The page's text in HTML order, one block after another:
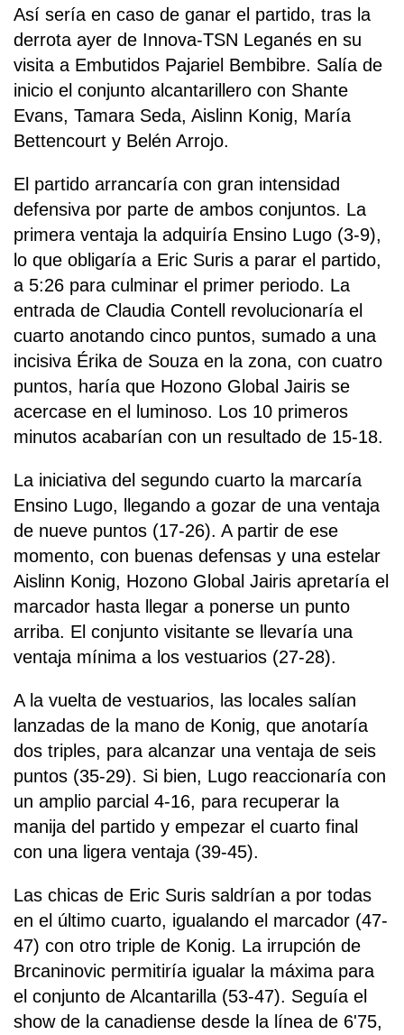
Así sería en caso de ganar el partido, tras la
derrota ayer de Innova-TSN Leganés en su
visita a Embutidos Pajariel Bembibre. Salía de
inicio el conjunto alcantarillero con Shante
Evans, Tamara Seda, Aislinn Konig, María
Bettencourt y Belén Arrojo.
El partido arrancaría con gran intensidad
defensiva por parte de ambos conjuntos. La
primera ventaja la adquiría Ensino Lugo (3-9),
lo que obligaría a Eric Suris a parar el partido,
a 5:26 para culminar el primer periodo. La
entrada de Claudia Contell revolucionaría el
cuarto anotando cinco puntos, sumado a una
incisiva Érika de Souza en la zona, con cuatro
puntos, haría que Hozono Global Jairis se
acercase en el luminoso. Los 10 primeros
minutos acabarían con un resultado de 15-18.
La iniciativa del segundo cuarto la marcaría
Ensino Lugo, llegando a gozar de una ventaja
de nueve puntos (17-26). A partir de ese
momento, con buenas defensas y una estelar
Aislinn Konig, Hozono Global Jairis apretaría el
marcador hasta llegar a ponerse un punto
arriba. El conjunto visitante se llevaría una
ventaja mínima a los vestuarios (27-28).
A la vuelta de vestuarios, las locales salían
lanzadas de la mano de Konig, que anotaría
dos triples, para alcanzar una ventaja de seis
puntos (35-29). Si bien, Lugo reaccionaría con
un amplio parcial 4-16, para recuperar la
manija del partido y empezar el cuarto final
con una ligera ventaja (39-45).
Las chicas de Eric Suris saldrían a por todas
en el último cuarto, igualando el marcador (47-
47) con otro triple de Konig. La irrupción de
Brcaninovic permitiría igualar la máxima para
el conjunto de Alcantarilla (53-47). Seguía el
show de la canadiense desde la línea de 6'75,